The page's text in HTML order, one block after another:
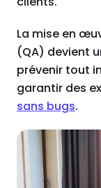
La mise en
(QA) devient
prévenir tout
garantir des
sans bugs.